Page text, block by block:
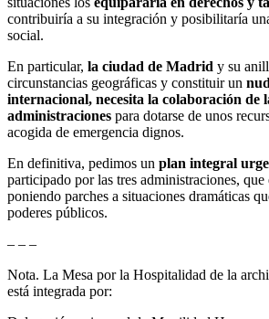
contribuiría a su integración y posibilitaría
social.
En particular, la ciudad de Madrid y su
circunstancias geográficas y constituir un
internacional, necesita la colaboración de
administraciones para dotarse de unos
acogida de emergencia dignos.
En definitiva, pedimos un plan integral
participado por las tres administraciones,
poniendo parches a situaciones dramáticas
poderes públicos.
– – –
Nota. La Mesa por la Hospitalidad de la
está integrada por: